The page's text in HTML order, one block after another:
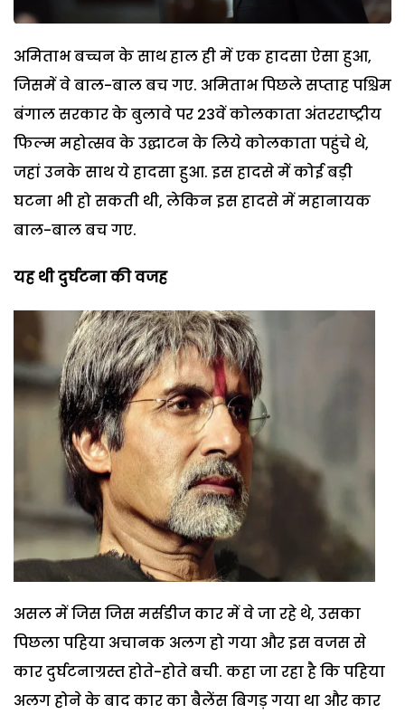
अमिताभ बच्चन के साथ हाल ही में एक हादसा ऐसा हुआ,
जिसमें वे बाल-बाल बच गए. अमिताभ पिछले सप्ताह पश्चिम
बंगाल सरकार के बुलावे पर 23वें कोलकाता अंतरराष्ट्रीय
फिल्म महोत्सव के उद्घाटन के लिये कोलकाता पहुंचे थे,
जहां उनके साथ ये हादसा हुआ. इस हादसे में कोई बड़ी
घटना भी हो सकती थी, लेकिन इस हादसे में महानायक
बाल-बाल बच गए.
यह थी दुर्घटना की वजह
असल में जिस जिस मर्सडीज कार में वे जा रहे थे, उसका
पिछला पहिया अचानक अलग हो गया और इस वजस से
कार दुर्घटनाग्रस्त होते-होते बची. कहा जा रहा है कि पहिया
अलग होने के बाद कार का बैलेंस बिगड़ गया था और कार